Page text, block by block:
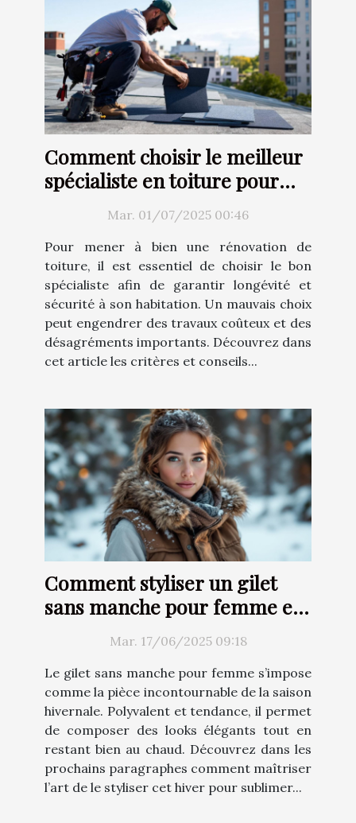
Comment choisir le meilleur
spécialiste en toiture pour
votre rénovation ?
Mar. 01/07/2025 00:46
Pour mener à bien une rénovation de
toiture, il est essentiel de choisir le bon
spécialiste afin de garantir longévité et
sécurité à son habitation. Un mauvais choix
peut engendrer des travaux coûteux et des
désagréments importants. Découvrez dans
cet article les critères et conseils...
Comment styliser un gilet
sans manche pour femme en
Mar. 17/06/2025 09:18
Le gilet sans manche pour femme s’impose
comme la pièce incontournable de la saison
hivernale. Polyvalent et tendance, il permet
de composer des looks élégants tout en
restant bien au chaud. Découvrez dans les
prochains paragraphes comment maîtriser
l’art de le styliser cet hiver pour sublimer...